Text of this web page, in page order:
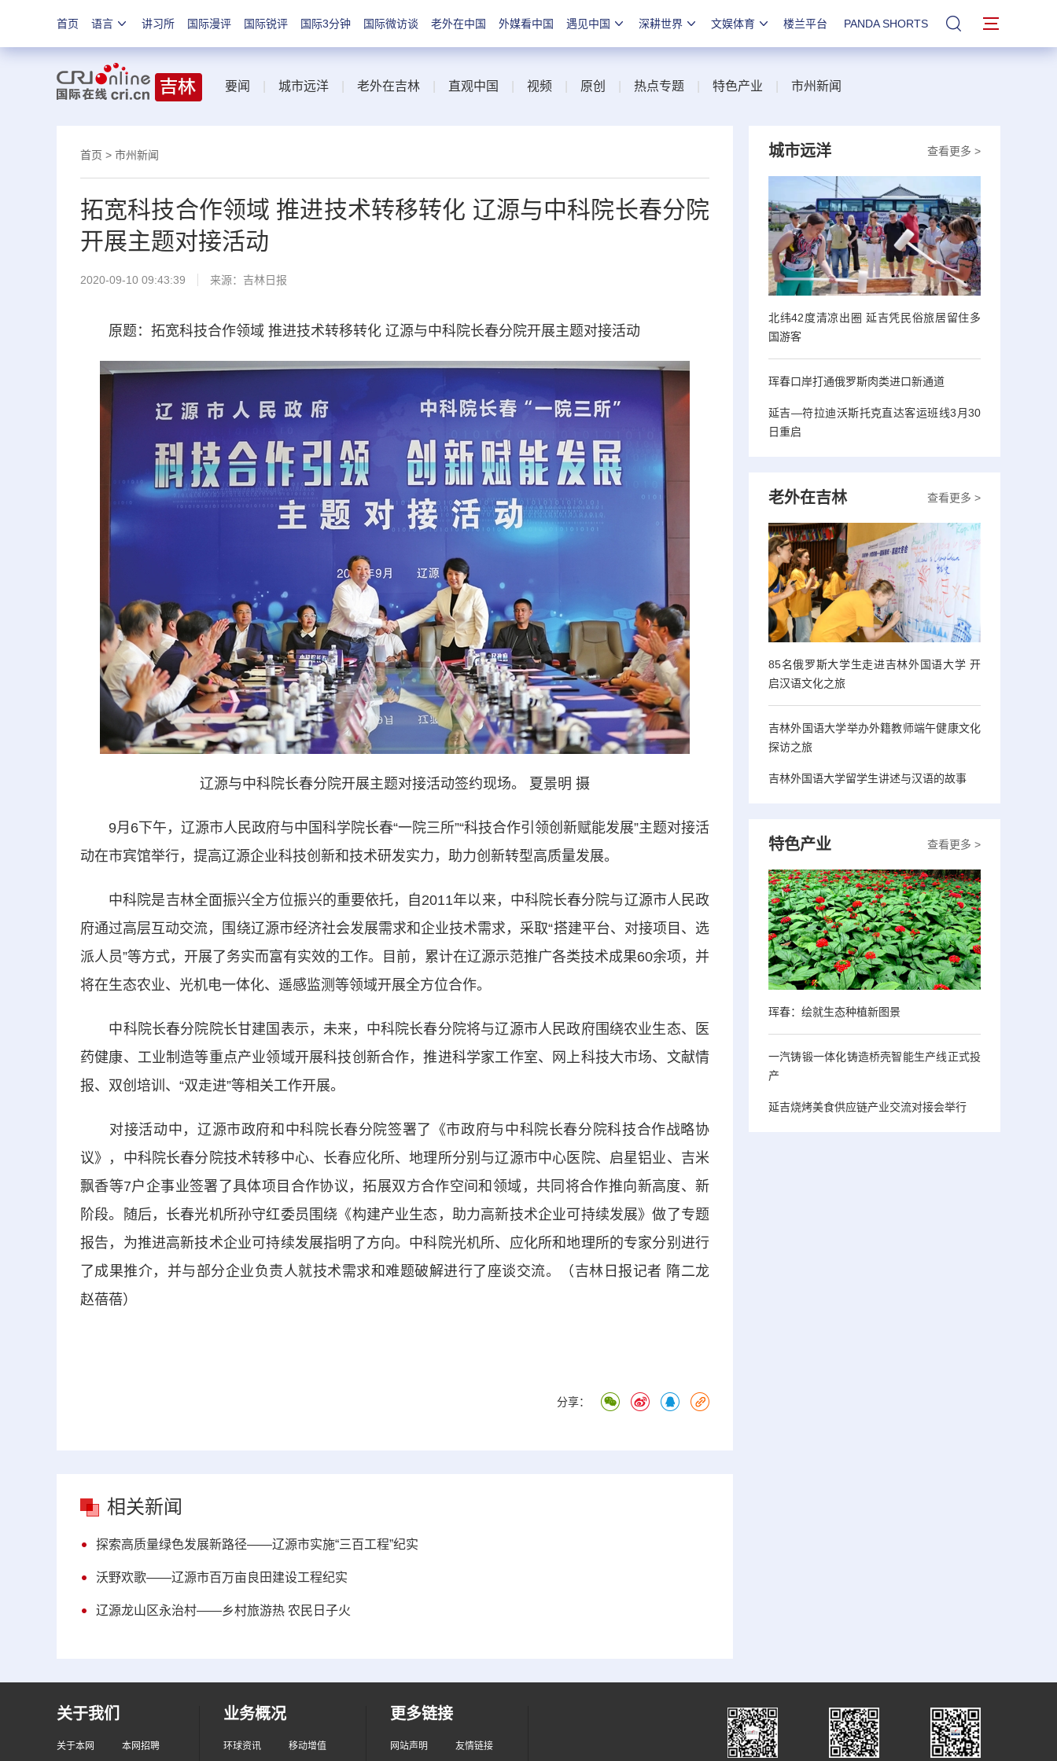
首页 语言 讲习所 国际漫评 国际锐评 国际3分钟 国际微访谈 老外在中国 外媒看中国 遇见中国 深耕世界 文娱体育 楼兰平台 PANDA SHORTS 站内搜索
要闻 城市远洋 老外在吉林 直观中国 视频 原创 热点专题 特色产业 市州新闻
首页 > 市州新闻
拓宽科技合作领域 推进技术转移转化 辽源与中科院长春分院
开展主题对接活动
2020-09-10 09:43:39 来源： 吉林日报
原题：拓宽科技合作领域 推进技术转移转化 辽源与中科院长春分院开展主题对接活动
辽源与中科院长春分院开展主题对接活动签约现场。 夏景明 摄
9月6下午，辽源市人民政府与中国科学院长春“一院三所”“科技合作引领创新赋能发展”主题对接活
动在市宾馆举行，提高辽源企业科技创新和技术研发实力，助力创新转型高质量发展。
中科院是吉林全面振兴全方位振兴的重要依托，自2011年以来，中科院长春分院与辽源市人民政
府通过高层互动交流，围绕辽源市经济社会发展需求和企业技术需求，采取“搭建平台、对接项目、选
派人员”等方式，开展了务实而富有实效的工作。目前，累计在辽源示范推广各类技术成果60余项，并
将在生态农业、光机电一体化、遥感监测等领域开展全方位合作。
中科院长春分院院长甘建国表示，未来，中科院长春分院将与辽源市人民政府围绕农业生态、医
药健康、工业制造等重点产业领域开展科技创新合作，推进科学家工作室、网上科技大市场、文献情
报、双创培训、“双走进”等相关工作开展。
对接活动中，辽源市政府和中科院长春分院签署了《市政府与中科院长春分院科技合作战略协
议》，中科院长春分院技术转移中心、长春应化所、地理所分别与辽源市中心医院、启星铝业、吉米
飘香等7户企事业签署了具体项目合作协议，拓展双方合作空间和领域，共同将合作推向新高度、新
阶段。随后，长春光机所孙守红委员围绕《构建产业生态，助力高新技术企业可持续发展》做了专题
报告，为推进高新技术企业可持续发展指明了方向。中科院光机所、应化所和地理所的专家分别进行
了成果推介，并与部分企业负责人就技术需求和难题破解进行了座谈交流。（吉林日报记者 隋二龙
赵蓓蓓）
分享：
相关新闻
探索高质量绿色发展新路径——辽源市实施“三百工程”纪实
沃野欢歌——辽源市百万亩良田建设工程纪实
辽源龙山区永治村——乡村旅游热 农民日子火
查看更多 >
城市远洋
北纬42度清凉出圈 延吉凭民俗旅居留住多
国游客
珲春口岸打通俄罗斯肉类进口新通道
延吉—符拉迪沃斯托克直达客运班线3月30
日重启
查看更多 >
老外在吉林
85名俄罗斯大学生走进吉林外国语大学 开
启汉语文化之旅
吉林外国语大学举办外籍教师端午健康文化
探访之旅
吉林外国语大学留学生讲述与汉语的故事
查看更多 >
特色产业
珲春：绘就生态种植新图景
一汽铸锻一体化铸造桥壳智能生产线正式投
产
延吉烧烤美食供应链产业交流对接会举行
关于我们
关于本网 本网招聘
业务概况
环球资讯 移动增值
更多链接
网站声明 友情链接